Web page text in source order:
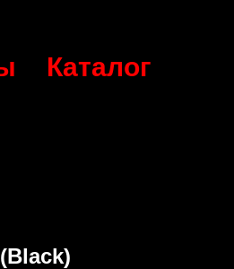
Каталог